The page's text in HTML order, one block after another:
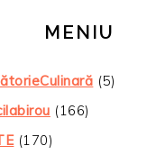
MENIU
(5)
(166)
(170)